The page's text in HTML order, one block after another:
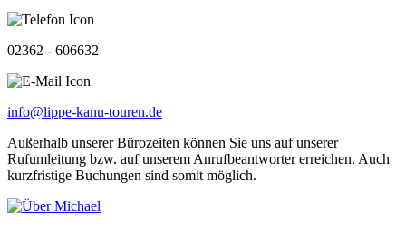
02362 - 606632
info@lippe-kanu-touren.de
Außerhalb unserer Bürozeiten können Sie uns auf unserer
Rufumleitung bzw. auf unserem Anrufbeantworter erreichen. Auch
kurzfristige Buchungen sind somit möglich.